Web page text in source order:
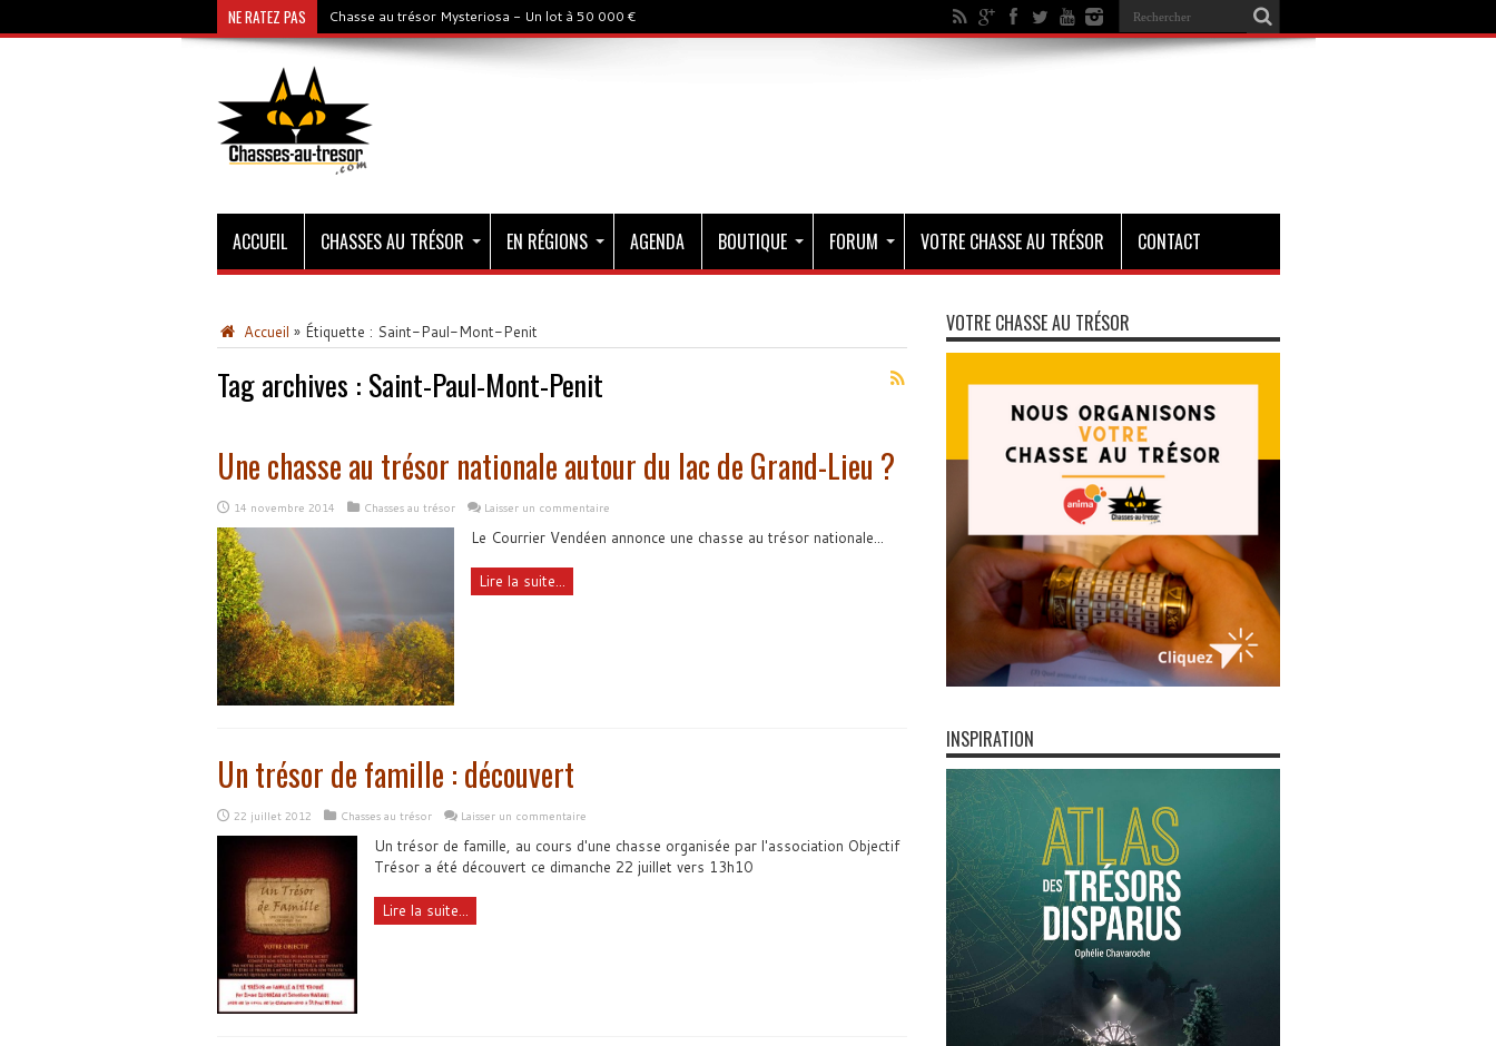
NE RATEZ PAS Chasse au trésor Mysteriosa - Un lot à 50 000 €
ACCUEIL CHASSES AU TRÉSOR EN RÉGIONS AGENDA BOUTIQUE FORUM VOTRE CHASSE AU TRÉSOR CONTACT
Accueil » Étiquette : Saint-Paul-Mont-Penit
Tag archives : Saint-Paul-Mont-Penit
Une chasse au trésor nationale autour du lac de Grand-Lieu ?
14 novembre 2014 Chasses au trésor Laisser un commentaire
Le Courrier Vendéen annonce une chasse au trésor nationale...
Lire la suite...
Un trésor de famille : découvert
22 juillet 2012 Chasses au trésor Laisser un commentaire
Un trésor de famille, au cours d'une chasse organisée par l'association Objectif
Trésor a été découvert ce dimanche 22 juillet vers 13h10
Lire la suite...
VOTRE CHASSE AU TRÉSOR
INSPIRATION